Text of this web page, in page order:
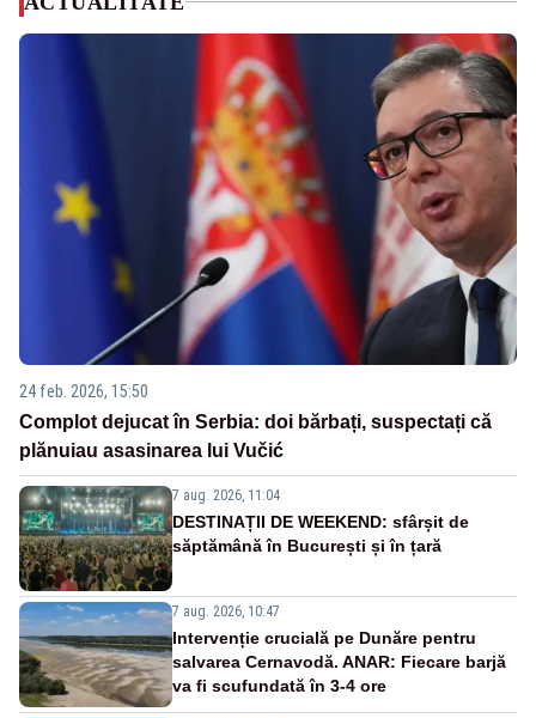
24 feb. 2026, 15:50
Complot dejucat în Serbia: doi bărbați, suspectați că
plănuiau asasinarea lui Vučić
7 aug. 2026, 11:04
DESTINAȚII DE WEEKEND: sfârșit de
săptămână în București și în țară
7 aug. 2026, 10:47
Intervenție crucială pe Dunăre pentru
salvarea Cernavodă. ANAR: Fiecare barjă
va fi scufundată în 3-4 ore